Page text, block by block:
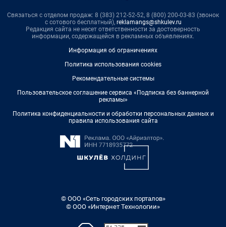
Связаться с отделом продаж: 8 (383) 212-52-52, 8 (800) 200-03-83 (звонок
с сотового бесплатный), reklamangs@shkulev.ru
Редакция сайта не несет ответственности за достоверность
информации, содержащейся в рекламных объявлениях.
Информация об ограничениях
Политика использования cookies
Рекомендательные системы
Пользовательское соглашение сервиса «Подписка без баннерной
рекламы»
Политика конфиденциальности и обработки персональных данных и
правила использования сайта
© ООО «Сеть городских порталов»
© ООО «Интернет Технологии»